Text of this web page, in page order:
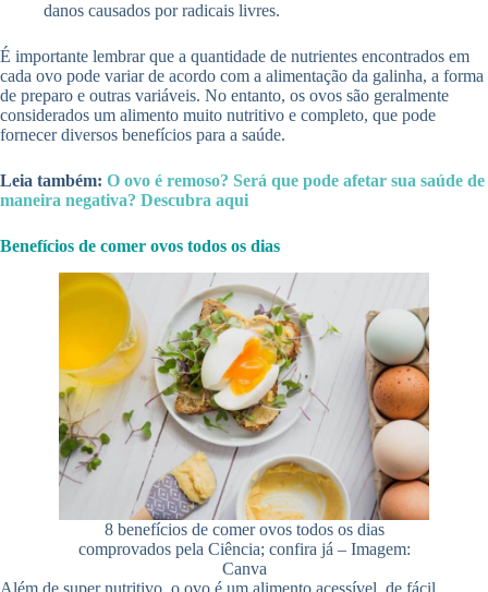
danos causados ​​por radicais livres.
É importante lembrar que a quantidade de nutrientes encontrados em
cada ovo pode variar de acordo com a alimentação da galinha, a forma
de preparo e outras variáveis. No entanto, os ovos são geralmente
considerados um alimento muito nutritivo e completo, que pode
fornecer diversos benefícios para a saúde.
Leia também: O ovo é remoso? Será que pode afetar sua saúde de
maneira negativa? Descubra aqui
Benefícios de comer ovos todos os dias
8 benefícios de comer ovos todos os dias
comprovados pela Ciência; confira já – Imagem:
Canva
Além de super nutritivo, o ovo é um alimento acessível, de fácil